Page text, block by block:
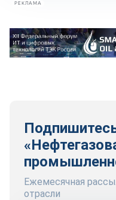
РЕКЛАМА
Ежемесячная
отрасли